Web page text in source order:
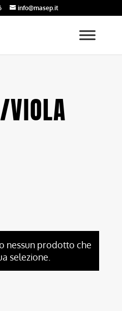
info@masep.it
VIOLA
nessun prodotto che
selezione.